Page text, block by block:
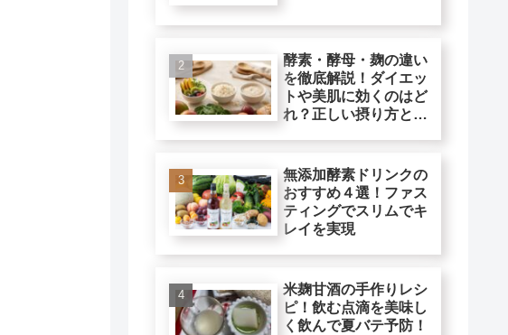
酵素・酵母・麹の違い
を徹底解説！ダイエッ
トや美肌に効くのはど
れ？正しい摂り方と注
無添加酵素ドリンクの
おすすめ４選！ファス
ティングでスリムでキ
レイを実現
米麹甘酒の手作りレシ
ピ！飲む点滴を美味し
く飲んで夏バテ予防！